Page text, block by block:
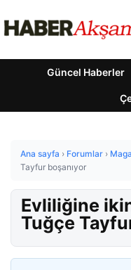
Güncel Haberler
Ana sayfa › Forumlar ›
Tayfur boşanıyor
Evliliğine
Tuğçe